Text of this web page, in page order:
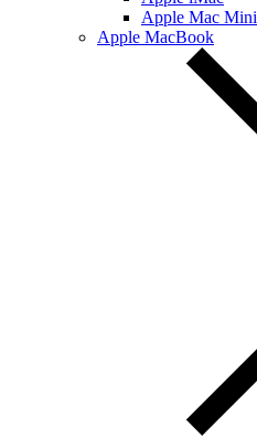
Apple Mac Mini
Apple MacBook